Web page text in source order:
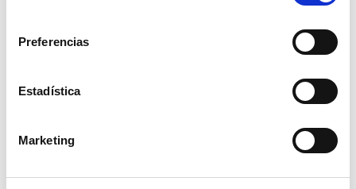
Preferencias
Estadística
Marketing